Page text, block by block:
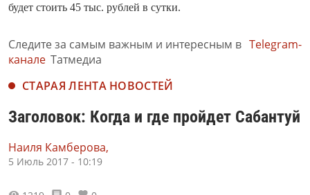
будет стоить 45 тыс. рублей в сутки.
Следите за самым важным и интересным в Telegram-
канале Татмедиа
СТАРАЯ ЛЕНТА НОВОСТЕЙ
Заголовок: Когда и где пройдет Сабантуй
Наиля Камберова,
5 Июль 2017 - 10:19